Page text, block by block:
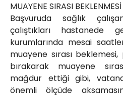
MUAYENE SIRASI BEKLENMESİ
Başvuruda sağlık
çalıştıkları hastanede
kurumlarında mesai
muayene sırası
bırakarak muayene
mağdur ettiği gibi,
önemli ölçüde